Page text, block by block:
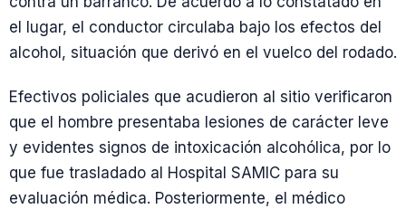
el lugar, el conductor circulaba bajo los efectos del
alcohol, situación que derivó en el vuelco del rodado.
Efectivos policiales que acudieron al sitio verificaron
que el hombre presentaba lesiones de carácter leve
y evidentes signos de intoxicación alcohólica, por lo
que fue trasladado al Hospital SAMIC para su
evaluación médica. Posteriormente, el médico